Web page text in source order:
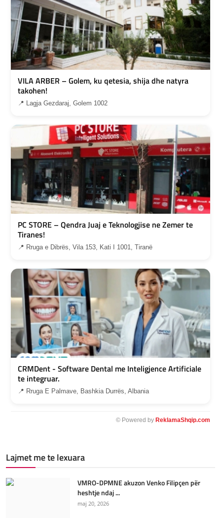
VILA ARBER – Golem, ku qetesia, shija dhe natyra
takohen!
📍 Lagja Gezdaraj, Golem 1002
PC STORE – Qendra Juaj e Teknologjise ne Zemer te
Tiranes!
📍 Rruga e Dibrës, Vila 153, Kati I 1001, Tiranë
CRMDent - Software Dental me Inteligjence Artificiale
te integruar.
📍 Rruga E Palmave, Bashkia Durrës, Albania
© Powered by ReklamaShqip.com
Lajmet me te lexuara
VMRO-DPMNE akuzon Venko Filipçen për
heshtje ndaj ...
maj 20, 2026